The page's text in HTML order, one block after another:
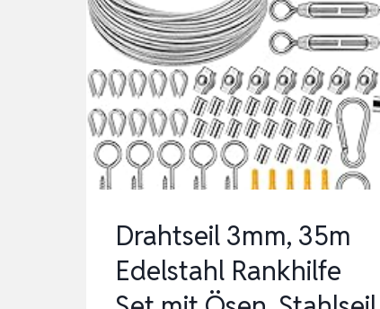
Drahtseil 3mm, 35m
Edelstahl Rankhilfe